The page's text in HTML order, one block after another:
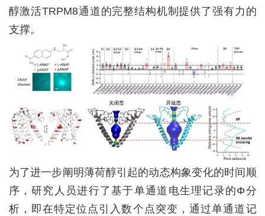
醇激活TRPM8通道的完整结构机制提供了强有力的
支撑。
为了进一步阐明薄荷醇引起的动态构象变化的时间顺
序，研究人员进行了基于单通道电生理记录的Φ分
析，即在特定位点引入数个点突变，通过单通道记